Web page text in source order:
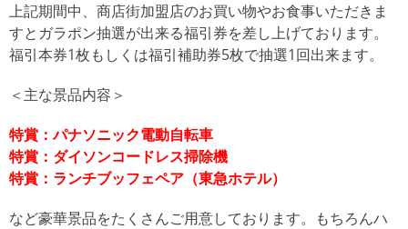
上記期間中、商店街加盟店のお買い物やお食事いただきま
すとガラポン抽選が出来る福引券を差し上げております。
福引本券1枚もしくは福引補助券5枚で抽選1回出来ます。
＜主な景品内容＞
特賞：パナソニック電動自転車
特賞：ダイソンコードレス掃除機
特賞：ランチブッフェペア（東急ホテル）
など豪華景品をたくさんご用意しております。もちろんハ